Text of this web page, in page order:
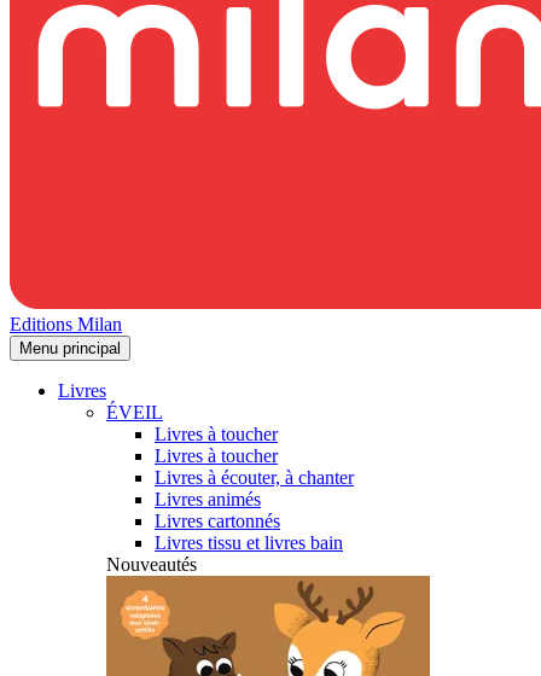
Editions Milan
Menu principal
Livres
ÉVEIL
Livres à toucher
Livres à toucher
Livres à écouter, à chanter
Livres animés
Livres cartonnés
Livres tissu et livres bain
Nouveautés